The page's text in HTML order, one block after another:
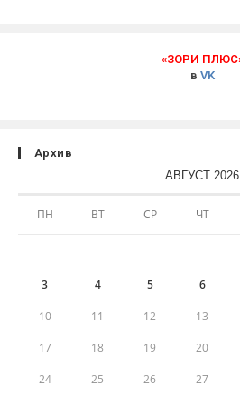
«ЗОРИ
в VK
Архив
АВГУСТ 2026
ПН ВТ СР ЧТ
3 4 5 6
10 11 12 13
17 18 19 20
24 25 26 27